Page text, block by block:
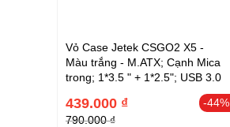
Vỏ Case Jetek CSGO2 X5 -
Màu trắng - M.ATX; Cạnh Mica
trong; 1*3.5 " + 1*2.5"; USB 3.0
2.0; 3.5 Mic + Audio out; Đèn
LED
-44%
439.000 ₫
790.000 ₫